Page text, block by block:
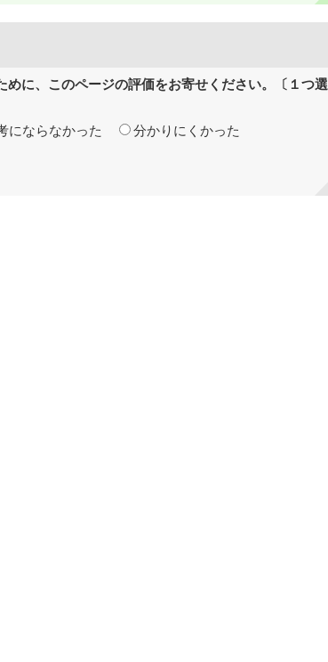
に、このページの評価をお寄せください。〔１つ選
にならなかった 分かりにくかった